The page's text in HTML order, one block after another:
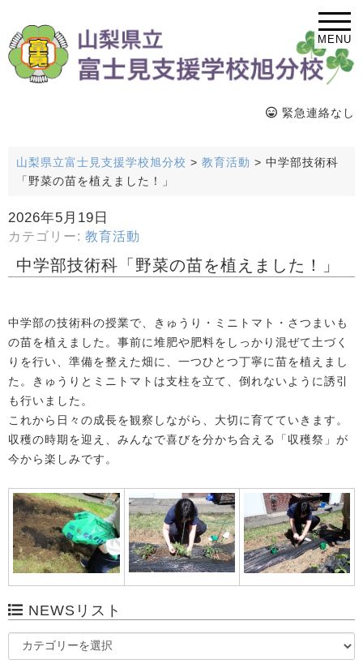
MENU
緊急連絡なし
山梨県立富士見支援学校旭分校 > 教育活動 > 中学部技術科
「野菜の苗を植えました！」
2026年5月19日
カテゴリー: 教育活動
中学部技術科「野菜の苗を植えました！」
中学部の技術科の授業で、きゅうり・ミニトマト・さつまいも
の苗を植えました。事前に堆肥や肥料をしっかり混ぜて土づく
りを行い、準備を整えた畑に、一つひとつ丁寧に苗を植えまし
た。きゅうりとミニトマトは支柱を立て、倒れないように誘引
も行いました。
これから日々の成長を観察しながら、大切に育てていきます。
収穫の時期を迎え、みんなで喜びを分かち合える「収穫祭」が
今から楽しみです。
NEWSリスト